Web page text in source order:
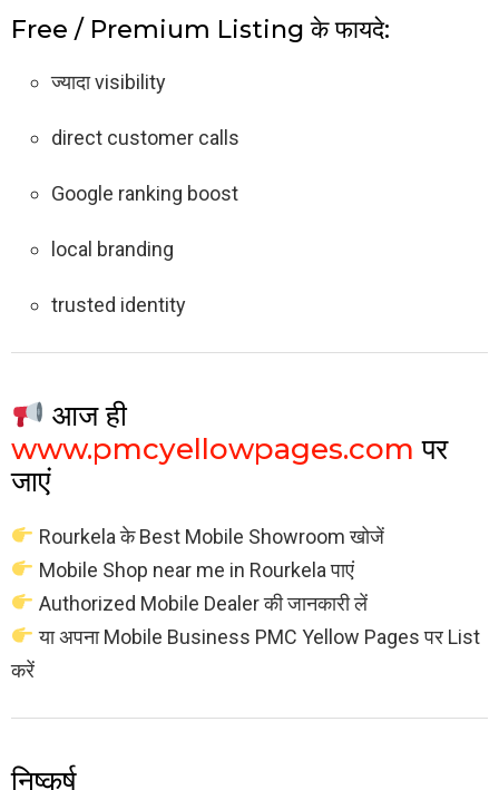
Free / Premium Listing के फायदे:
ज्यादा visibility
direct customer calls
Google ranking boost
local branding
trusted identity
आज ही
www.pmcyellowpages.com पर
जाएं
Rourkela के Best Mobile Showroom खोजें
Mobile Shop near me in Rourkela पाएं
Authorized Mobile Dealer की जानकारी लें
या अपना Mobile Business PMC Yellow Pages पर List
करें
निष्कर्ष